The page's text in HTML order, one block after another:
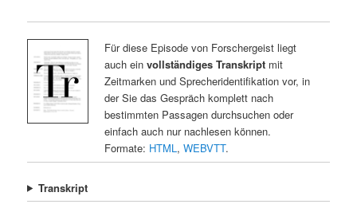
Für diese Episode von Forschergeist liegt
auch ein vollständiges Transkriptmit
Zeitmarken und Sprecheridentifikation vor, in
der Sie das Gespräch komplett nach
bestimmten Passagen durchsuchen oder
einfach auch nur nachlesen können.
Formate: HTML, WEBVTT.
Transkript